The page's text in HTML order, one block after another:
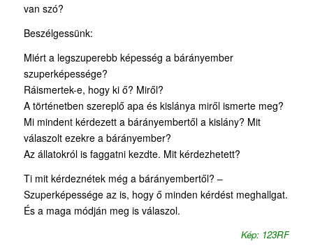
van szó?
Beszélgessünk:
Miért a legszuperebb képesség a bárányember
szuperképessége?
Ráismertek-e, hogy ki ő? Miről?
A történetben szereplő apa és kislánya miről ismerte meg?
Mi mindent kérdezett a bárányembertől a kislány? Mit
válaszolt ezekre a bárányember?
Az állatokról is faggatni kezdte. Mit kérdezhetett?
Ti mit kérdeznétek még a bárányembertől? –
Szuperképessége az is, hogy ő minden kérdést meghallgat.
És a maga módján meg is válaszol.
Kép: 123RF